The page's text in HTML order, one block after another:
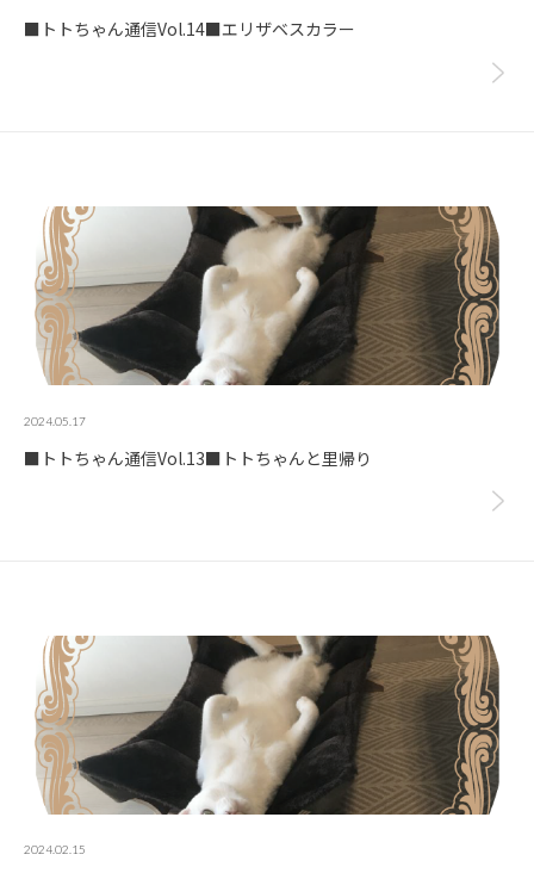
■トトちゃん通信Vol.14■エリザベスカラー
2024.05.17
■トトちゃん通信Vol.13■トトちゃんと里帰り
2024.02.15